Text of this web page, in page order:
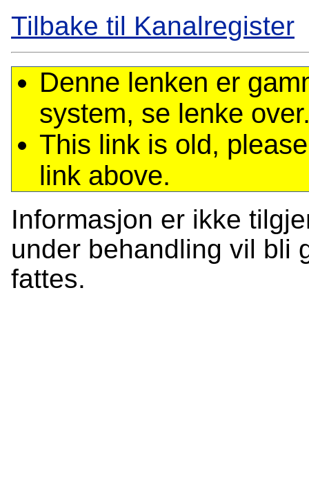
Tilbake til Kanalregister
Denne lenken er
system, se lenke
This link is old,
link above.
Informasjon er ikke
under behandling vil bli
fattes.